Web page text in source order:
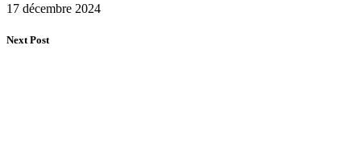
17 décembre 2024
Next Post